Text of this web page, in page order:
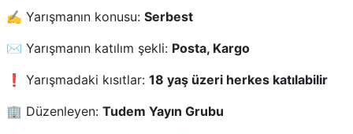
✍️ Yarışmanın konusu: Serbest
✉️ Yarışmanın katılım şekli: Posta, Kargo
❗ Yarışmadaki kısıtlar: 18 yaş üzeri herkes katılabilir
🏢 Düzenleyen: Tudem Yayın Grubu